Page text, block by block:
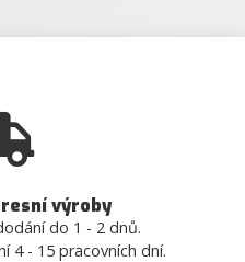
výroby
do 1 - 2 dnů.
4 - 15 pracovních dní.